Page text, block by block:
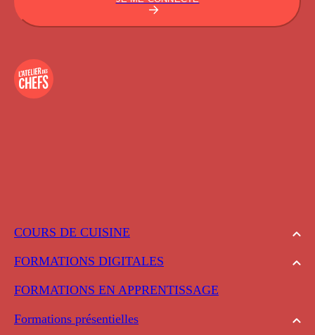
COURS DE CUISINE
FORMATIONS DIGITALES
FORMATIONS EN APPRENTISSAGE
Formations présentielles